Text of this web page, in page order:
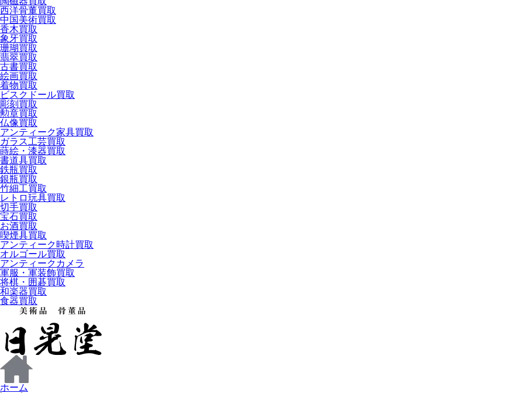
西洋骨董買取
中国美術買取
香木買取
象牙買取
珊瑚買取
翡翠買取
古書買取
絵画買取
着物買取
ビスクドール買取
彫刻買取
勲章買取
仏像買取
アンティーク家具買取
ガラス工芸買取
蒔絵・漆器買取
書道具買取
鉄瓶買取
銀瓶買取
竹細工買取
レトロ玩具買取
切手買取
宝石買取
お酒買取
喫煙具買取
アンティーク時計買取
オルゴール買取
アンティークカメラ
軍服・軍装飾買取
将棋・囲碁買取
和楽器買取
食器買取
ホーム